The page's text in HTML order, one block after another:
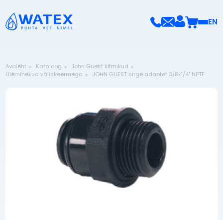
EN
Avaleht Kataloog
John Guest liitmikud
Üleminekud väliskeermega
JOHN GUEST sirge adapter 3/8x1/4" NPTF